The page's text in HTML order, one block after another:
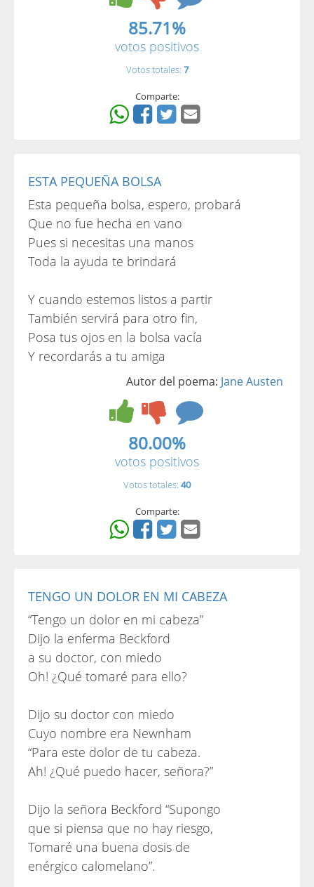
85.71%
votos positivos
Votos totales: 7
Comparte:
ESTA PEQUEÑA BOLSA
Esta pequeña bolsa, espero, probará
Que no fue hecha en vano
Pues si necesitas una manos
Toda la ayuda te brindará
Y cuando estemos listos a partir
También servirá para otro fin,
Posa tus ojos en la bolsa vacía
Y recordarás a tu amiga
Autor del poema: Jane Austen
80.00%
votos positivos
Votos totales: 40
Comparte:
TENGO UN DOLOR EN MI CABEZA
“Tengo un dolor en mi cabeza”
Dijo la enferma Beckford
a su doctor, con miedo
Oh! ¿Qué tomaré para ello?
Dijo su doctor con miedo
Cuyo nombre era Newnham
“Para este dolor de tu cabeza.
Ah! ¿Qué puedo hacer, señora?”
Dijo la señora Beckford “Supongo
que si piensa que no hay riesgo,
Tomaré una buena dosis de
enérgico calomelano”.